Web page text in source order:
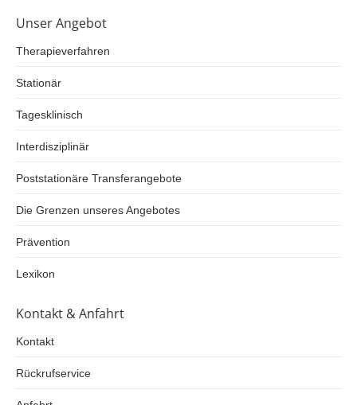
Unser Angebot
Therapieverfahren
Stationär
Tagesklinisch
Interdisziplinär
Poststationäre Transferangebote
Die Grenzen unseres Angebotes
Prävention
Lexikon
Kontakt & Anfahrt
Kontakt
Rückrufservice